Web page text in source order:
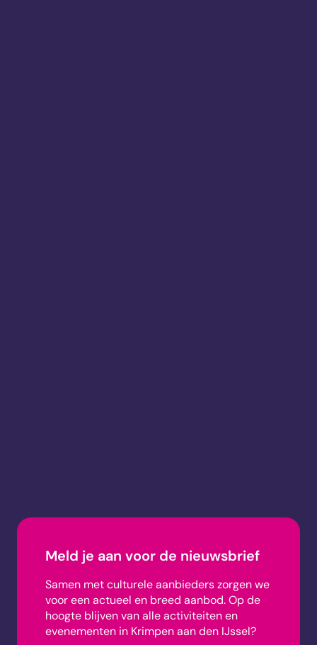
Meld je aan voor de nieuwsbrief
Samen met culturele aanbieders zorgen we
voor een actueel en breed aanbod.Op de
hoogte blijven van alle activiteiten en
evenementen in Krimpen aan den IJssel?